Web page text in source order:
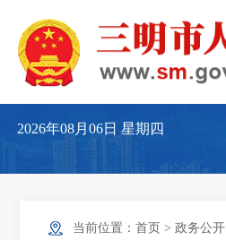
2026年08月06日星期四
当前位置： 首页 > 政务公开